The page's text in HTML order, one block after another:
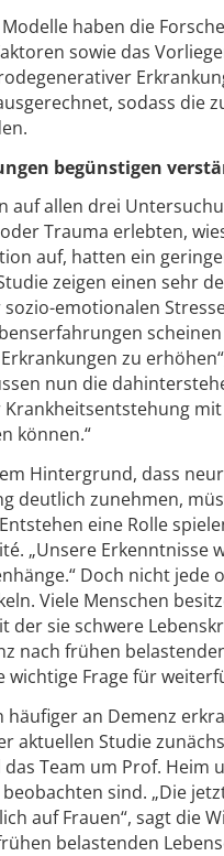
haben die
sowie das
sodass die
begünstigen
auf allen drei
Trauma erlebten,
auf, hatten ein
zeigen einen sehr
emotionalen
zu
nun die
Krankheitsentstehung
können.“
Hintergrund, dass
deutlich zunehmen,
eine Rolle
„Unsere
Doch nicht
Viele Menschen
der sie schwere
nach frühen
wichtige Frage für
häufiger an Demenz
aktuellen Studie
Team um Prof.
sind. „Die
auf Frauen“, sagt die
belastenden